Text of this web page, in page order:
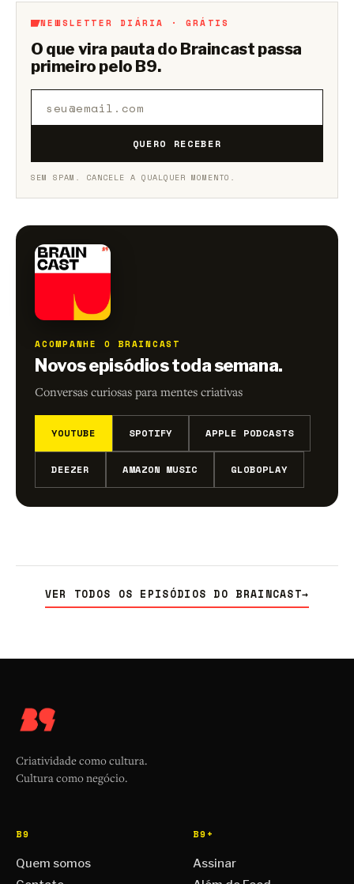
NEWSLETTER DIÁRIA · GRÁTIS
O que vira pauta do Braincast passa
primeiro pelo B9.
QUERO RECEBER
SEM SPAM. CANCELE A QUALQUER MOMENTO.
ACOMPANHE O BRAINCAST
Novos episódios toda semana.
Conversas curiosas para mentes criativas
YOUTUBE SPOTIFY APPLE PODCASTS
DEEZER AMAZON MUSIC GLOBOPLAY
VER TODOS OS EPISÓDIOS DO BRAINCAST→
Criatividade como cultura.
Cultura como negócio.
B9
Quem somos
B9+
Assinar